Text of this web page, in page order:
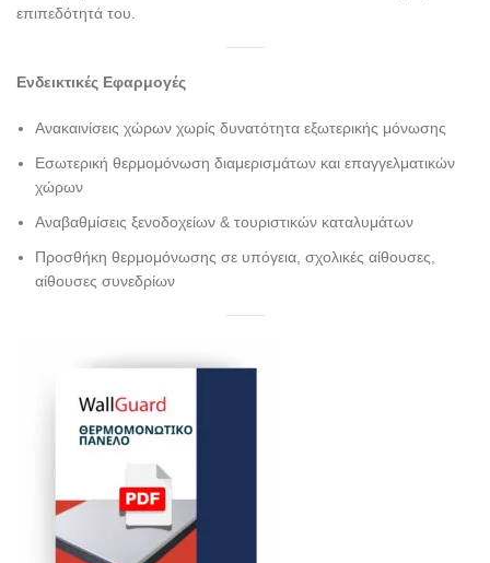
επιπεδότητά του.
Ενδεικτικές Εφαρμογές
Ανακαινίσεις χώρων χωρίς δυνατότητα εξωτερικής μόνωσης
Εσωτερική θερμομόνωση διαμερισμάτων και επαγγελματικών
χώρων
Αναβαθμίσεις ξενοδοχείων & τουριστικών καταλυμάτων
Προσθήκη θερμομόνωσης σε υπόγεια, σχολικές αίθουσες,
αίθουσες συνεδρίων